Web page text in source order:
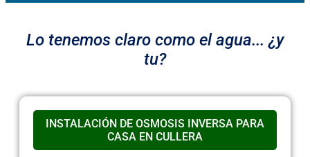
Lo tenemos claro como el agua... ¿y
tu?
INSTALACIÓN DE OSMOSIS INVERSA PARA
CASA EN CULLERA